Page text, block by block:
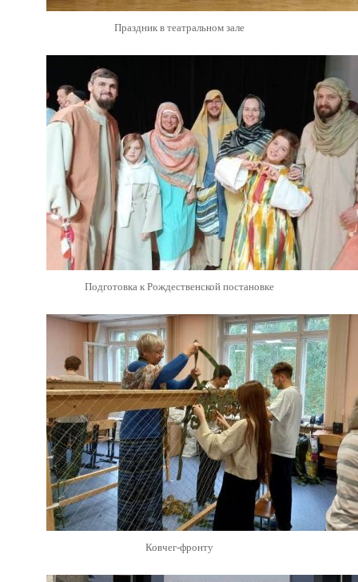
Праздник в театральном зале
Подготовка к Рождественской постановке
Ковчег-фронту